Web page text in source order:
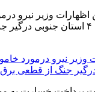
جنگ از قطعی برق